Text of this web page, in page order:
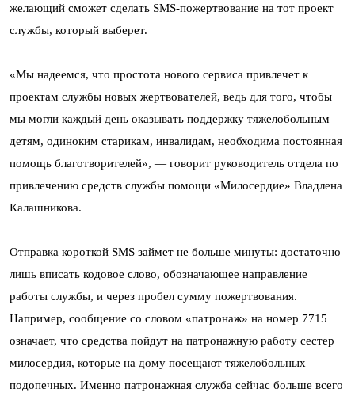
желающий сможет сделать SMS-пожертвование на тот проект
службы, который выберет.
«Мы надеемся, что простота нового сервиса привлечет к
проектам службы новых жертвователей, ведь для того, чтобы
мы могли каждый день оказывать поддержку тяжелобольным
детям, одиноким старикам, инвалидам, необходима постоянная
помощь благотворителей», — говорит руководитель отдела по
привлечению средств службы помощи «Милосердие» Владлена
Калашникова.
Отправка короткой SMS займет не больше минуты: достаточно
лишь вписать кодовое слово, обозначающее направление
работы службы, и через пробел сумму пожертвования.
Например, сообщение со словом «патронаж» на номер 7715
означает, что средства пойдут на патронажную работу сестер
милосердия, которые на дому посещают тяжелобольных
подопечных. Именно патронажная служба сейчас больше всего